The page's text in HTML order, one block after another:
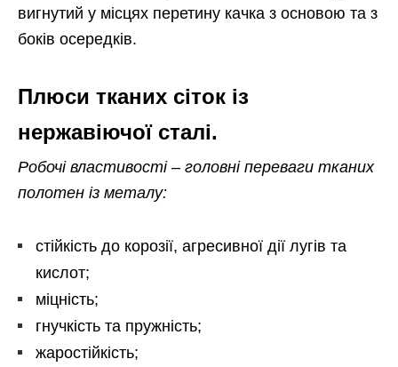
вигнутий у місцях перетину качка з основою та з
боків осередків.
Плюси тканих сіток із
нержавіючої сталі.
Робочі властивості – головні переваги тканих
полотен із металу:
стійкість до корозії, агресивної дії лугів та
кислот;
міцність;
гнучкість та пружність;
жаростійкість;